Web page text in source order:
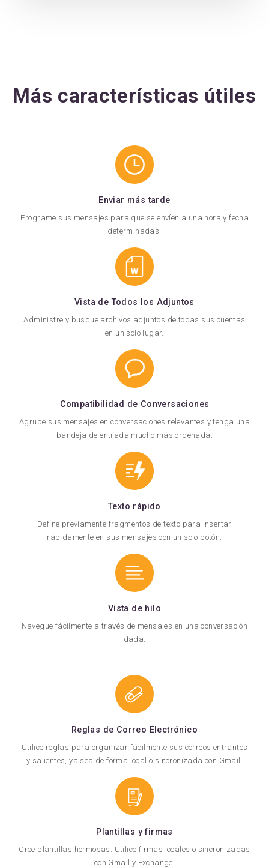
Más características útiles
Enviar más tarde
Programe sus mensajes para que se envíen a una hora y fecha
determinadas.
Vista de Todos los Adjuntos
Administre y busque archivos adjuntos de todas sus cuentas
en un solo lugar.
Compatibilidad de Conversaciones
Agrupe sus mensajes en conversaciones relevantes y tenga una
bandeja de entrada mucho más ordenada.
Texto rápido
Define previamente fragmentos de texto para insertar
rápidamente en sus mensajes con un solo botón.
Vista de hilo
Navegue fácilmente a través de mensajes en una conversación
dada.
Reglas de Correo Electrónico
Utilice reglas para organizar fácilmente sus correos entrantes
y salientes, ya sea de forma local o sincronizada con Gmail.
Plantillas y firmas
Cree plantillas hermosas. Utilice firmas locales o sincronizadas
con Gmail y Exchange.